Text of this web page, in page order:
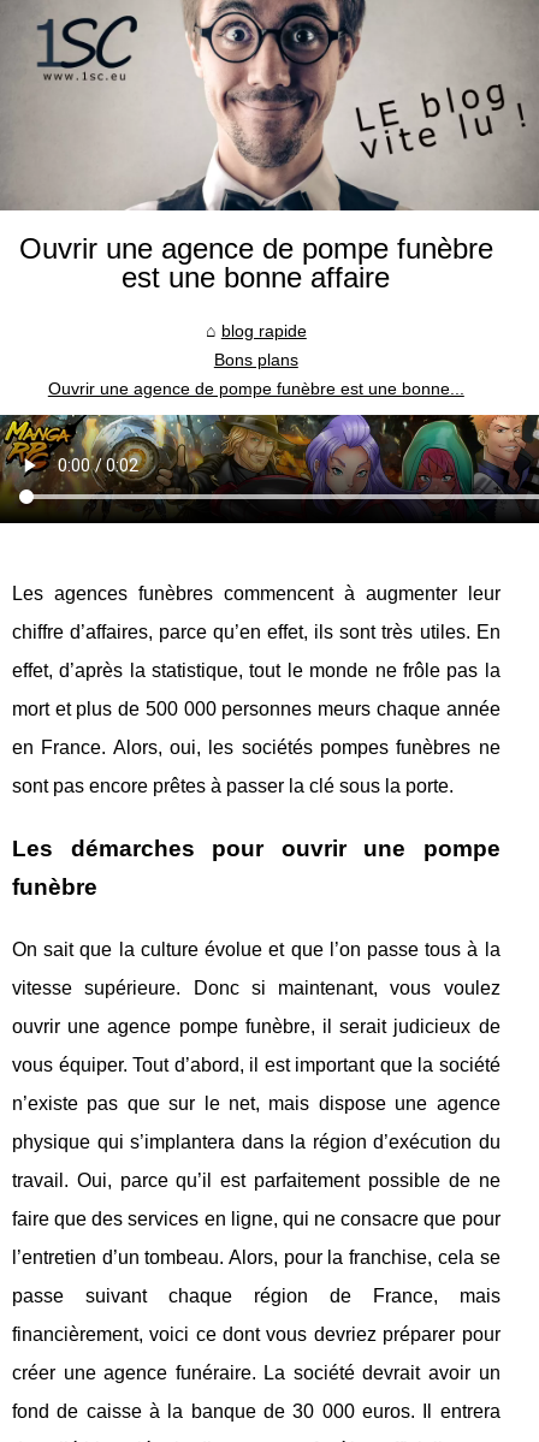
Ouvrir une agence de pompe funèbre
est une bonne affaire
blog rapide
Bons plans
Ouvrir une agence de pompe funèbre est une bonne...
Les agences funèbres commencent à augmenter leur
chiffre d’affaires, parce qu’en effet, ils sont très utiles. En
effet, d’après la statistique, tout le monde ne frôle pas la
mort et plus de 500 000 personnes meurs chaque année
en France. Alors, oui, les sociétés pompes funèbres ne
sont pas encore prêtes à passer la clé sous la porte.
Les démarches pour ouvrir une pompe
funèbre
On sait que la culture évolue et que l’on passe tous à la
vitesse supérieure. Donc si maintenant, vous voulez
ouvrir une agence pompe funèbre, il serait judicieux de
vous équiper. Tout d’abord, il est important que la société
n’existe pas que sur le net, mais dispose une agence
physique qui s’implantera dans la région d’exécution du
travail. Oui, parce qu’il est parfaitement possible de ne
faire que des services en ligne, qui ne consacre que pour
l’entretien d’un tombeau. Alors, pour la franchise, cela se
passe suivant chaque région de France, mais
financièrement, voici ce dont vous devriez préparer pour
créer une agence funéraire. La société devrait avoir un
fond de caisse à la banque de 30 000 euros. Il entrera